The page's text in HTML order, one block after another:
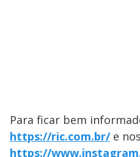
Para ficar bem
https://ric.com.br/e
https://